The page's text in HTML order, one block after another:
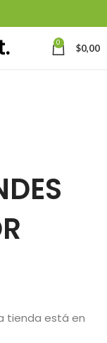
0 $0,00
tienda está en